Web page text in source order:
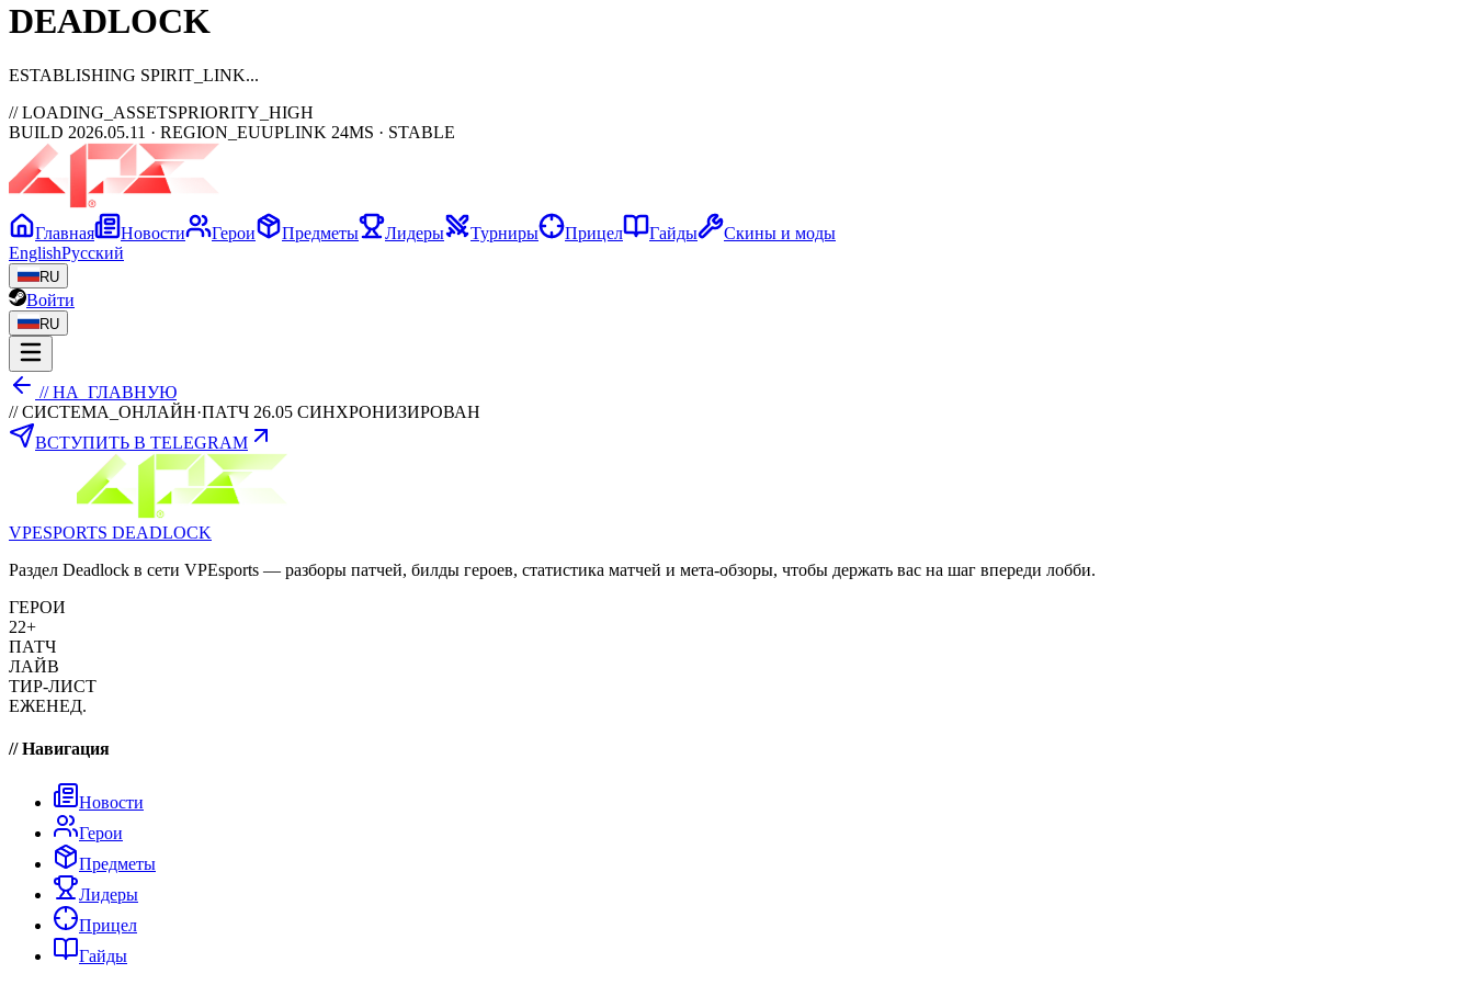
DEADLOCK
ESTABLISHING SPIRIT_LINK
// LOADING_ASSETSPRIORITY_HIGH
BUILD 2026.05.11 · REGION_EUUPLINK 24MS · STABLE
Главная Новости Герои Предметы Лидеры Турниры Прицел Гайды
Скины и моды
EnglishРусский
RU
Войти
RU
// НА_ГЛАВНУЮ
// СИСТЕМА_ОНЛАЙН·ПАТЧ 26.05 СИНХРОНИЗИРОВАН
ВСТУПИТЬ В TELEGRAM
VPESPORTS DEADLOCK
Раздел Deadlock в сети VPEsports — разборы патчей, билды героев, статистика матчей и мета-обзоры, чтобы держать вас на шаг впереди лобби.
ГЕРОИ
22+
ПАТЧ
ЛАЙВ
ТИР-ЛИСТ
ЕЖЕНЕД.
// Навигация
Новости
Герои
Предметы
Лидеры
Прицел
Гайды